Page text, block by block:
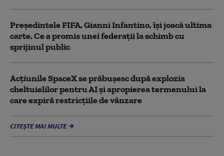
Președintele FIFA, Gianni Infantino, îşi joacă ultima
carte. Ce a promis unei federații la schimb cu
sprijinul public
Acţiunile SpaceX se prăbuşesc după explozia
cheltuielilor pentru AI şi apropierea termenului la
care expiră restricţiile de vânzare
CITEȘTE MAI MULTE